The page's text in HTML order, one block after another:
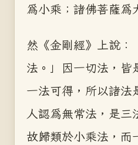
為小乘；諸佛菩薩為
然《金剛經》上說：
法。」因一切法，皆
一法可得，所以諸法
人認為無常法，是三
故歸類於小乘法，而